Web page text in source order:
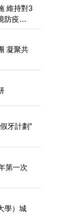
維持對3
防疫措
凝聚共
牙計劃”
第一次
學）城